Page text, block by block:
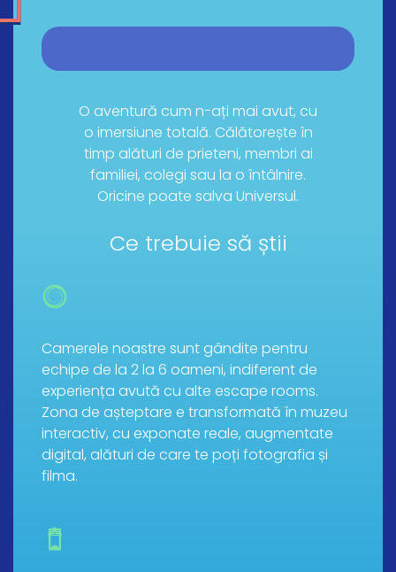
O aventură cum n-ați mai avut, cu
o imersiune totală. Călătorește în
timp alături de prieteni, membri ai
familiei, colegi sau la o întâlnire.
Oricine poate salva Universul.
Ce trebuie să știi
Camerele noastre sunt gândite pentru
echipe de la 2 la 6 oameni, indiferent de
experiența avută cu alte escape rooms.
Zona de așteptare e transformată în muzeu
interactiv, cu exponate reale, augmentate
digital, alături de care te poți fotografia și
filma.